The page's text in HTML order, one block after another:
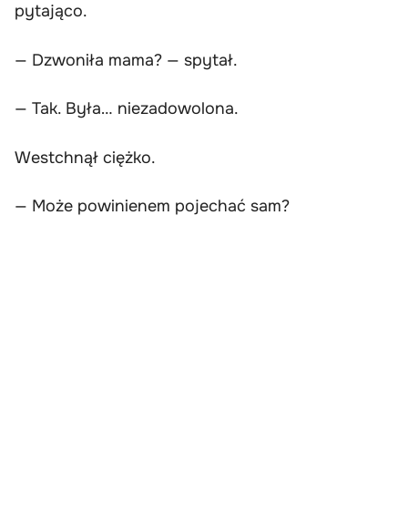
pytająco.
— Dzwoniła mama? — spytał.
— Tak. Była… niezadowolona.
Westchnął ciężko.
— Może powinienem pojechać sam?